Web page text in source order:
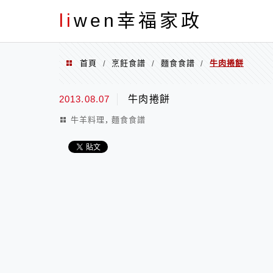
li wen幸福家政
menu
首頁 / 烹飪食譜 / 麵食食譜 / 牛肉捲餅
2013.08.07 牛肉捲餅
牛羊料理 , 麵食食譜